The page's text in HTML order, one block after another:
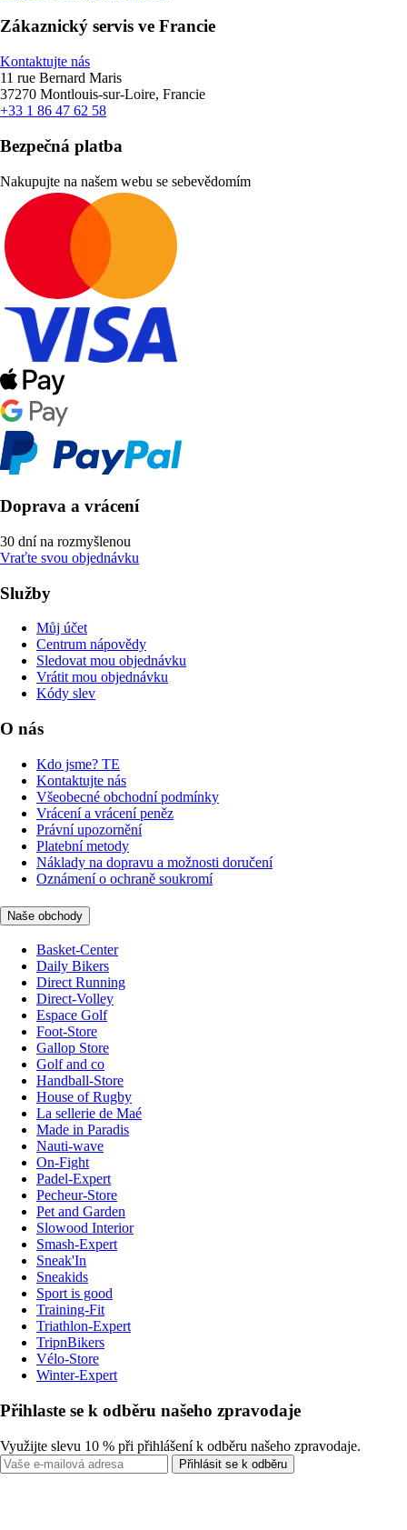
Zákaznický servis ve Francie
Kontaktujte nás
11 rue Bernard Maris
37270 Montlouis-sur-Loire, Francie
+33 1 86 47 62 58
Bezpečná platba
Nakupujte na našem webu se sebevědomím
Doprava a vrácení
30 dní na rozmyšlenou
Vraťte svou objednávku
Služby
Můj účet
Centrum nápovědy
Sledovat mou objednávku
Vrátit mou objednávku
Kódy slev
O nás
Kdo jsme? TE
Kontaktujte nás
Všeobecné obchodní podmínky
Vrácení a vrácení peněz
Právní upozornění
Platební metody
Náklady na dopravu a možnosti doručení
Oznámení o ochraně soukromí
Naše obchody
Basket-Center
Daily Bikers
Direct Running
Direct-Volley
Espace Golf
Foot-Store
Gallop Store
Golf and co
Handball-Store
House of Rugby
La sellerie de Maé
Made in Paradis
Nauti-wave
On-Fight
Padel-Expert
Pecheur-Store
Pet and Garden
Slowood Interior
Smash-Expert
Sneak'In
Sneakids
Sport is good
Training-Fit
Triathlon-Expert
TripnBikers
Vélo-Store
Winter-Expert
Přihlaste se k odběru našeho zpravodaje
Využijte slevu 10 % při přihlášení k odběru našeho zpravodaje.
Přihlásit se k odběru